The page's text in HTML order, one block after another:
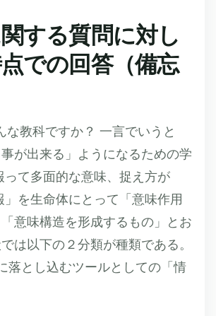
する質問に対し
での回答（備忘
な教科ですか？ 一言でいうと
事が出来る」ようになるための学
って多面的な意味、捉え方が
」を生命体にとって「意味作用
意味構造を形成するもの」とお
は以下の２分類が種類である。
落とし込むツールとしての「情